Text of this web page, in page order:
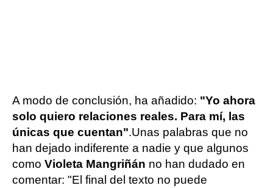
A modo de conclusión, ha añadido: "Yo ahora
solo quiero relaciones reales. Para mí, las
únicas que cuentan".Unas palabras que no
han dejado indiferente a nadie y que algunos
como Violeta Mangriñán no han dudado en
comentar: "El final del texto no puede